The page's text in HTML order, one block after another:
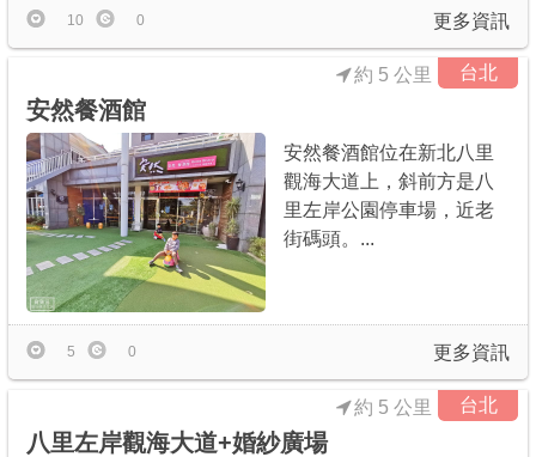
更多資訊
10 0
台北
安然餐酒館
約 5 公里
安然餐酒館位在新北八里
觀海大道上，斜前方是八
里左岸公園停車場，近老
街碼頭。...
更多資訊
5 0
台北
八里左岸觀海大道+婚紗廣場
約 5 公里